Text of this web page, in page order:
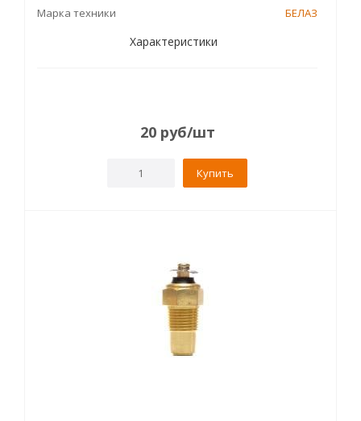
Марка техники
БЕЛАЗ
Характеристики
20 руб/шт
Купить